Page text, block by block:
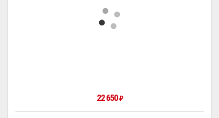
22 650₽